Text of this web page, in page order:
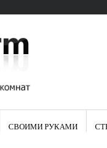
Свежие
СВОИМИ РУКАМИ